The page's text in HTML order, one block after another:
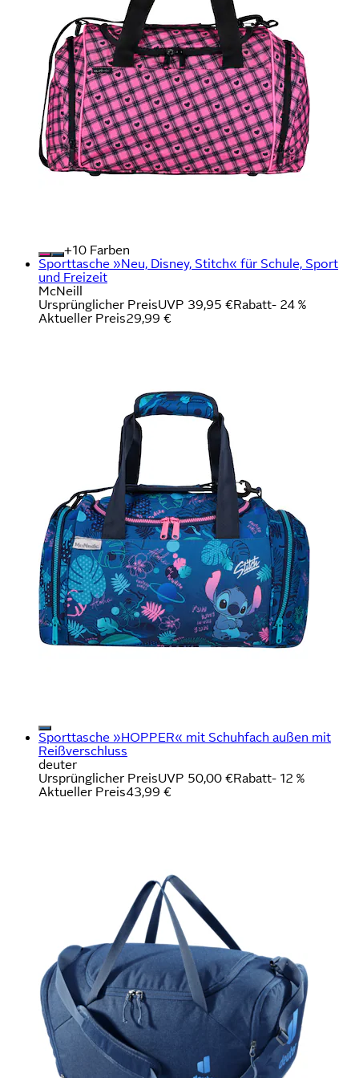
+
Farben
Sporttasche »Neu, Disney, Stitch« für Schule, Sport
und Freizeit
McNeill
Ursprünglicher PreisUVP 39,95 €Rabatt- 24 %
Aktueller Preis29,99 €
Sporttasche »HOPPER« mit Schuhfach außen mit
Reißverschluss
deuter
Ursprünglicher PreisUVP 50,00 €Rabatt- 12 %
Aktueller Preis43,99 €